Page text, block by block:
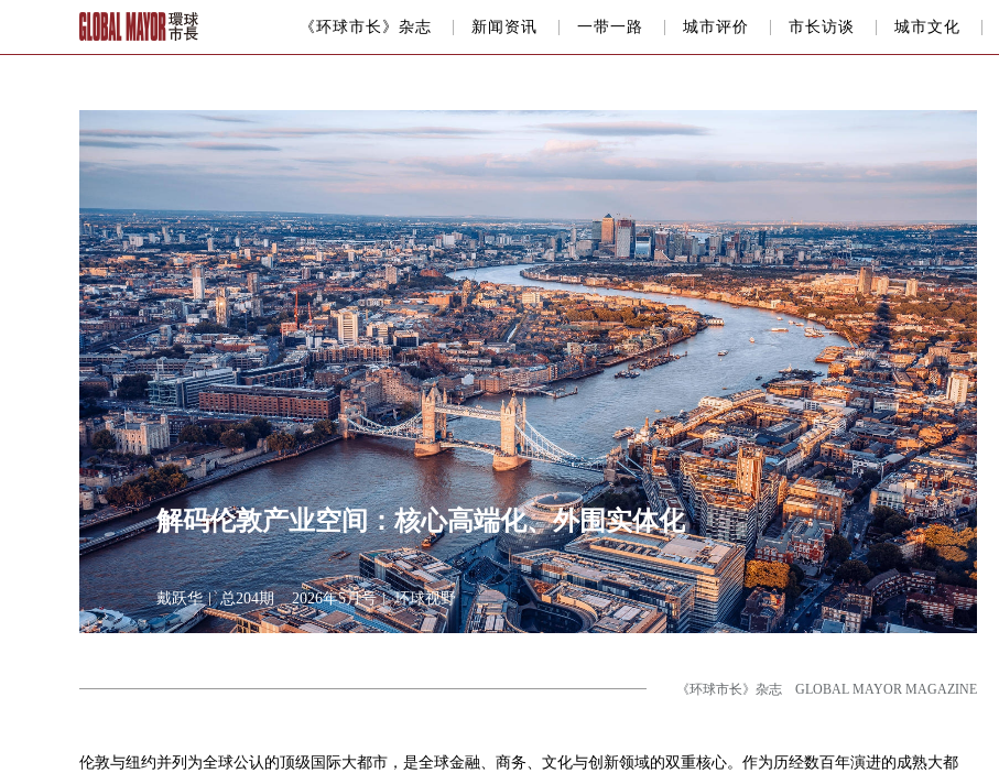
《环球市长》杂志 新闻资讯 一带一路 城市评价 市长访谈 城市文化
解码伦敦产业空间：核心高端化、外围实体化
戴跃华 总204期 2026年5月号 环球视野
《环球市长》杂志 GLOBAL MAYOR MAGAZINE
伦敦与纽约并列为全球公认的顶级国际大都市，是全球金融、商务、文化与创新领域的双重核心。作为历经数百年演进的成熟大都